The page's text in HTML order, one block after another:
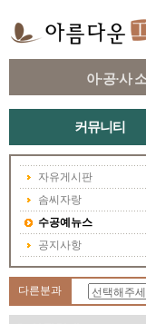
아·공·사
커뮤니티
자유게시판
솜씨자랑
수공예뉴스
공지사항
다른분과